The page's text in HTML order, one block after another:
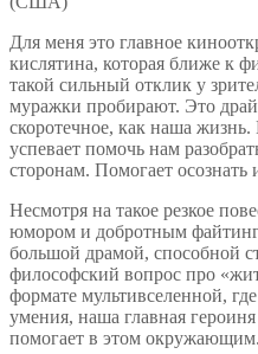
Для меня это главное
кислятина, которая ближе к
такой сильный отклик у
муражки пробирают. Это
скоротечное, как наша
успевает помочь нам
сторонам. Помогает осознать
Несмотря на такое резкое
юмором и добротным
большой драмой, способной
философский вопрос про
формате мультивселенной,
умения, наша главная
помогает в этом окружающим.